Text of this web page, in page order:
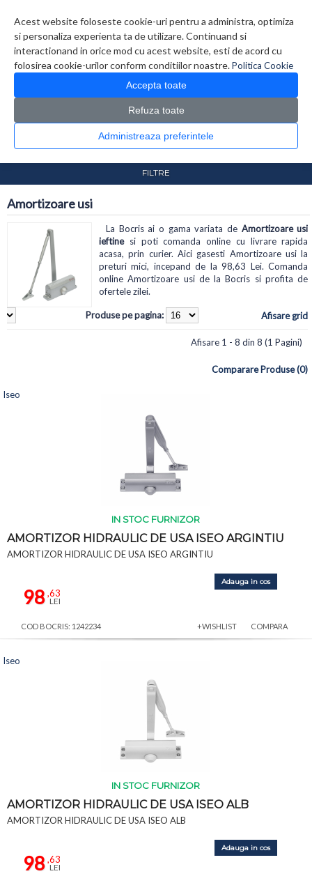
Acest website foloseste cookie-uri pentru a administra, optimiza
si personaliza experienta ta de utilizare. Continuand si
interactionand in orice mod cu acest website, esti de acord cu
folosirea cookie-urilor conform conditiilor noastre.Politica Cookie
Accepta toate
Refuza toate
Administreaza preferintele
0 produs(e)
CATALOG PRODUSE
Securitate / Automatizari >
>
FILTRE
Amortizoare usi
La Bocris ai o gama variata de Amortizoare usi
ieftinesi poti comanda online cu livrare rapida
acasa, prin curier. Aici gasesti Amortizoare usi la
preturi mici, incepand de la 98,63 Lei. Comanda
online Amortizoare usi de la Bocris si profita de
ofertele zilei.
Produse pe pagina: Afisare grid
Afisare 1 - 8 din 8 (1 Pagini)
Comparare Produse (0)
IN STOC FURNIZOR
AMORTIZOR HIDRAULIC DE USA ISEO ARGINTIU
AMORTIZOR HIDRAULIC DE USA ISEO ARGINTIU
98,63
LEI
Adauga in cos
Iseo
COD BOCRIS: 1242234 +WISHLIST COMPARA
IN STOC FURNIZOR
AMORTIZOR HIDRAULIC DE USA ISEO ALB
AMORTIZOR HIDRAULIC DE USA ISEO ALB
98,63
LEI
Adauga in cos
Iseo